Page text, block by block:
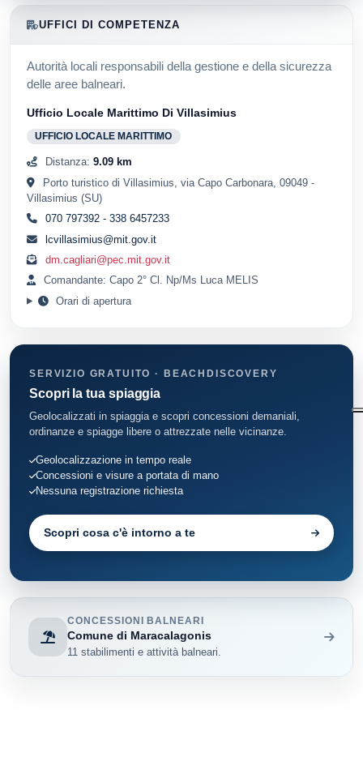
UFFICI DI COMPETENZA
Autorità locali responsabili della gestione e della sicurezza
delle aree balneari.
Ufficio Locale Marittimo Di Villasimius
UFFICIO LOCALE MARITTIMO
Distanza: 9.09 km
Porto turistico di Villasimius, via Capo Carbonara, 09049 -
Villasimius (SU)
070 797392 - 338 6457233
lcvillasimius@mit.gov.it
dm.cagliari@pec.mit.gov.it
Comandante: Capo 2° Cl. Np/Ms Luca MELIS
Orari di apertura
SERVIZIO GRATUITO · BEACHDISCOVERY
Scopri la tua spiaggia
Geolocalizzati in spiaggia e scopri concessioni demaniali,
ordinanze e spiagge libere o attrezzate nelle vicinanze.
Geolocalizzazione in tempo reale
Concessioni e visure a portata di mano
Nessuna registrazione richiesta
Scopri cosa c'è intorno a te
CONCESSIONI BALNEARI
Comune di Maracalagonis
11 stabilimenti e attività balneari.